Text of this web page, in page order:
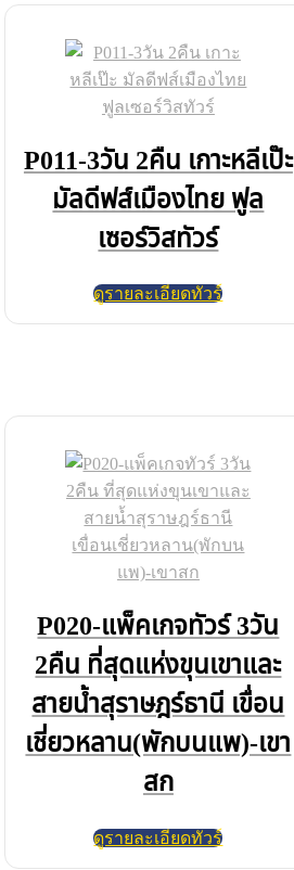
P011-3วัน 2คืน เกาะหลีเป๊ะ
มัลดีฟส์เมืองไทย ฟูล
เซอร์วิสทัวร์
ดูรายละเอียดทัวร์
P020-แพ็คเกจทัวร์ 3วัน
2คืน ที่สุดแห่งขุนเขาและ
สายน้ำสุราษฎร์ธานี เขื่อน
เชี่ยวหลาน(พักบนแพ)-เขา
สก
ดูรายละเอียดทัวร์